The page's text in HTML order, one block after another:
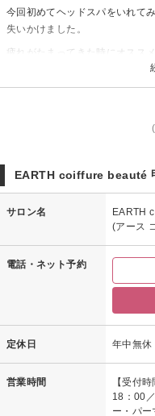
今回初めてヘッドスパをいれて
失いかけました。
疲れがたまってきた時にオススメ
リフトアップ効果もあるみたい
EARTH coiffure beauté
サロン名
EARTH
(アース
電話・ネット予約
定休日 年中無休
営業時間
【受付
18：00
ー・パ